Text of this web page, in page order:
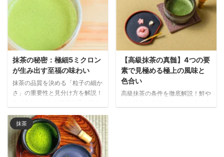
ます。等級別の基準から保存方法
紹介します。
抹茶の秘密：極細5ミクロン
が生み出す至福の味わい
抹茶の品質を決める「粒子の細か
さ」の重要性と見分け方を解説！
味、高級抹茶の選び方まで、抹茶
通になるための必須知識を紹介し
ます。
【高級抹茶の真髄】4つの要
素で見極める極上の風味と
色合い
高級抹茶の条件を徹底解説！鮮や
抹茶